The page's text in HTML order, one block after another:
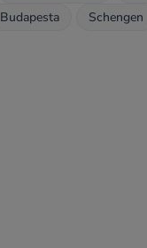
Budapesta Schengen